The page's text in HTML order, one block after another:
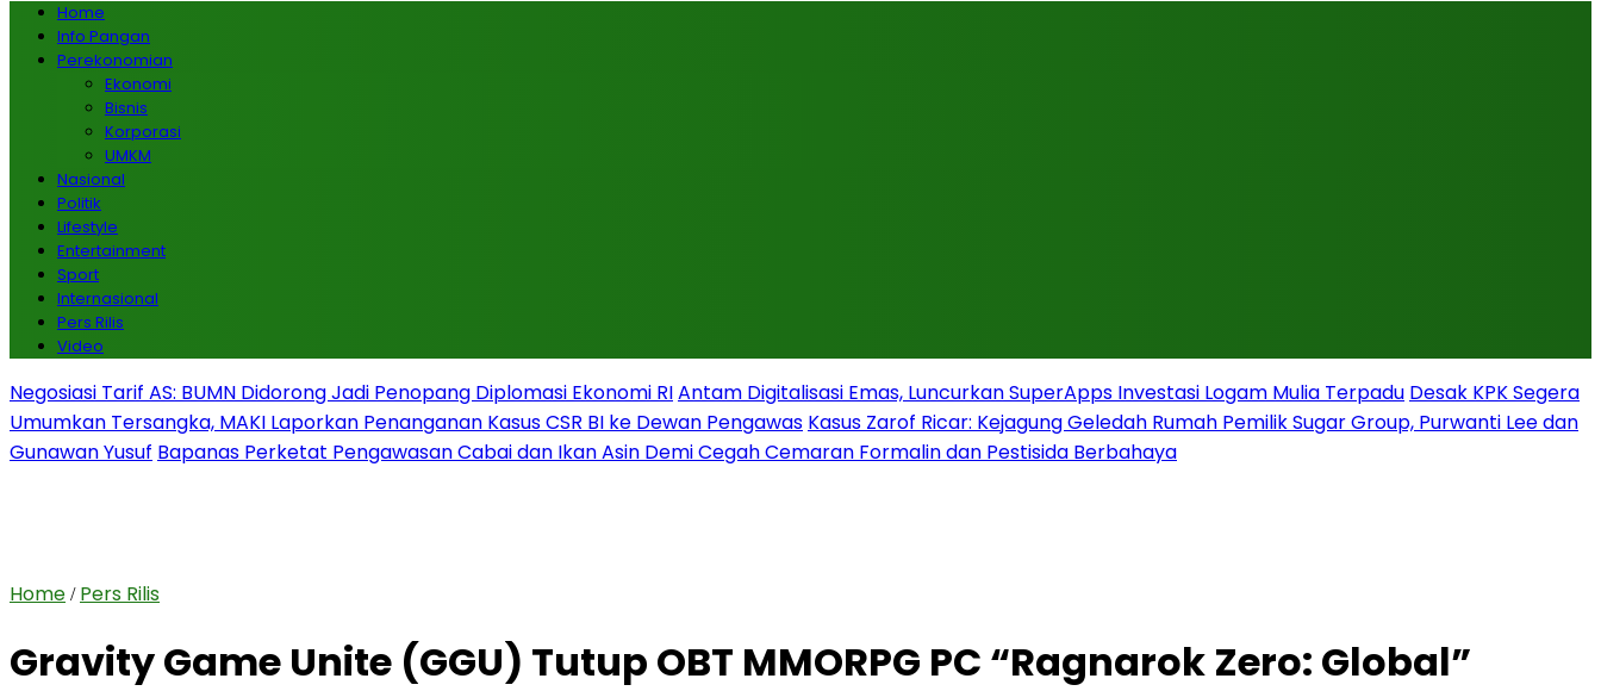
Home
Info Pangan
Perekonomian
Ekonomi
Bisnis
Korporasi
UMKM
Nasional
Politik
Lifestyle
Entertainment
Sport
Internasional
Pers Rilis
Video
Negosiasi Tarif AS: BUMN Didorong Jadi Penopang Diplomasi Ekonomi RIAntam Digitalisasi Emas, Luncurkan SuperApps Investasi Logam Mulia Terpadu Desak KPK Segera
Umumkan Tersangka, MAKI Laporkan Penanganan Kasus CSR BI ke Dewan Pengawas Kasus Zarof Ricar: Kejagung Geledah Rumah Pemilik Sugar Group, Purwanti Lee dan
Gunawan Yusuf Bapanas Perketat Pengawasan Cabai dan Ikan Asin Demi Cegah Cemaran Formalin dan Pestisida Berbahaya
Home / Pers Rilis
Gravity Game Unite (GGU) Tutup OBT MMORPG PC “Ragnarok Zero: Global”